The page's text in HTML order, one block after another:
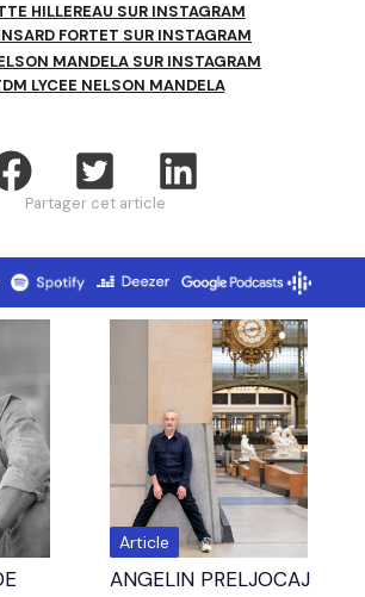
HILLEREAU SUR INSTAGRAM
FORTET SUR INSTAGRAM
MANDELA SUR INSTAGRAM
LYCEE NELSON MANDELA
Partager cet article
Article
ANGELIN PRELJOCAJ